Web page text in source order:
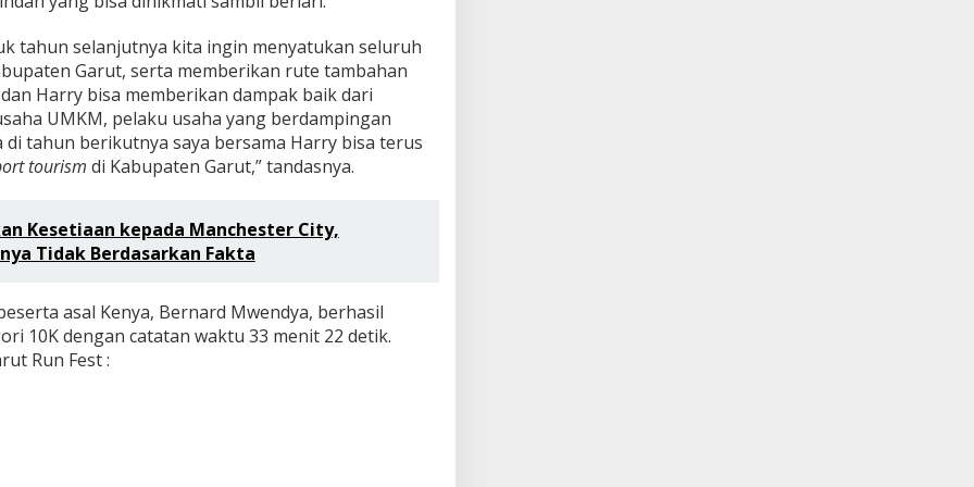
tahun selanjutnya kita ingin menyatukan seluruh
Garut, serta memberikan rute tambahan
Harry bisa memberikan dampak baik dari
UMKM, pelaku usaha yang berdampingan
tahun berikutnya saya bersama Harry bisa terus
tourism di Kabupaten Garut,” tandasnya.
Kesetiaan kepada Manchester City,
Tidak Berdasarkan Fakta
asal Kenya, Bernard Mwendya, berhasil
10K dengan catatan waktu 33 menit 22 detik.
Run Fest :